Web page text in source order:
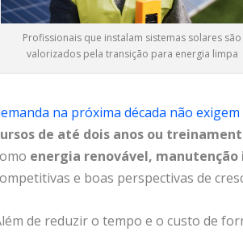
Profissionais que instalam sistemas solares são
valorizados pela transição para energia limpa
na próxima década não
de até dois anos ou
energia renovável,
e boas perspectivas de
de reduzir o tempo e o custo de